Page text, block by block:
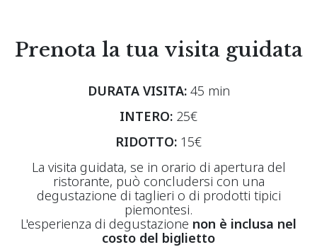
Prenota la tua visita guidata
DURATA VISITA:45 min
INTERO: 25€
RIDOTTO: 15€
La visita guidata, se in orario di apertura del
ristorante, può concludersi con una
degustazione di taglieri o di prodotti tipici
piemontesi.
L'esperienza di degustazione non è inclusa nel
costo del biglietto